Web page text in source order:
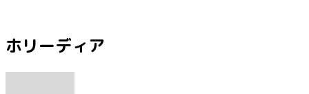
ホリーディア